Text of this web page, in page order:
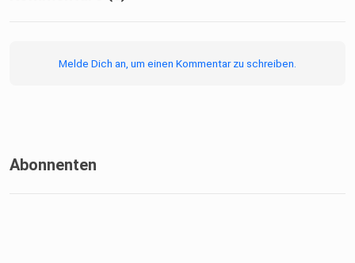
Melde Dich an, um einen Kommentar zu schreiben.
Abonnenten